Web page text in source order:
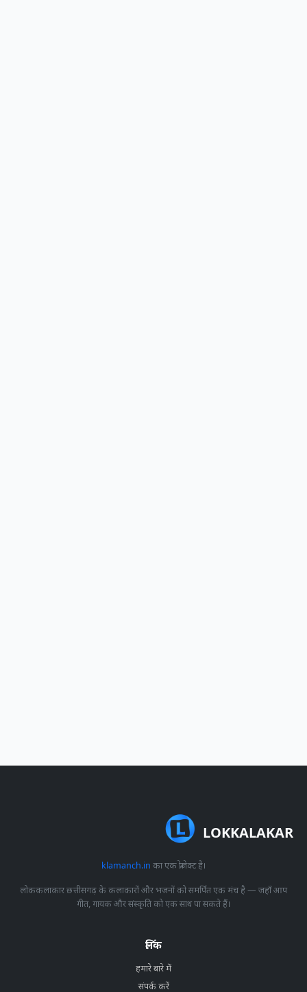
LOKKALAKAR
klamanch.in का एक प्रोजेक्ट है।
लोककलाकार छत्तीसगढ़ के कलाकारों और भजनों को समर्पित एक मंच है — जहाँ आप
गीत, गायक और संस्कृति को एक साथ पा सकते हैं।
लिंक
हमारे बारे में
संपर्क करें